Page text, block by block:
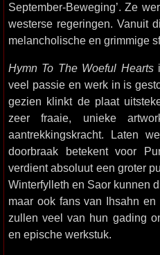
September-Beweging’. Ze
westerse regeringen. Vanuit
melancholische en grimmige
Hymn To The Woeful Hearts
veel passie en werk in is
gezien klinkt de plaat
zeer fraaie, unieke
aantrekkingskracht. Laten
doorbraak betekent voor
verdient absoluut een groter
Winterfylleth en Saor kunnen
maar ook fans van Ihsahn
zullen veel van hun gading
en epische werkstuk.